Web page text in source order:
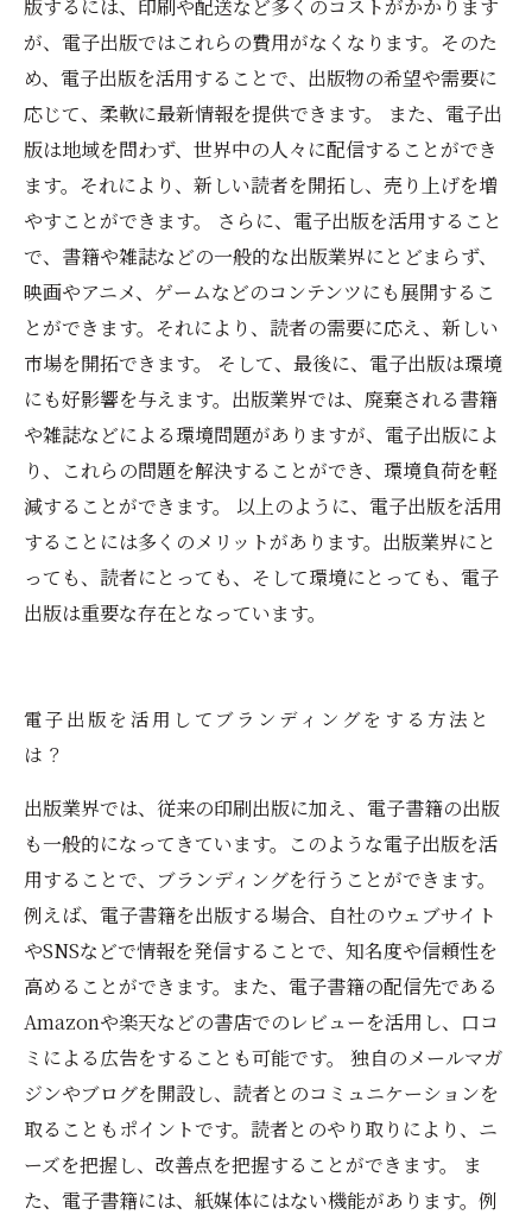
版するには、印刷や配送など多くのコストがかかります
が、電子出版ではこれらの費用がなくなります。そのた
め、電子出版を活用することで、出版物の希望や需要に
応じて、柔軟に最新情報を提供できます。 また、電子出
版は地域を問わず、世界中の人々に配信することができ
ます。それにより、新しい読者を開拓し、売り上げを増
やすことができます。 さらに、電子出版を活用すること
で、書籍や雑誌などの一般的な出版業界にとどまらず、
映画やアニメ、ゲームなどのコンテンツにも展開するこ
とができます。それにより、読者の需要に応え、新しい
市場を開拓できます。 そして、最後に、電子出版は環境
にも好影響を与えます。出版業界では、廃棄される書籍
や雑誌などによる環境問題がありますが、電子出版によ
り、これらの問題を解決することができ、環境負荷を軽
減することができます。 以上のように、電子出版を活用
することには多くのメリットがあります。出版業界にと
っても、読者にとっても、そして環境にとっても、電子
出版は重要な存在となっています。
電子出版を活用してブランディングをする方法と
は？
出版業界では、従来の印刷出版に加え、電子書籍の出版
も一般的になってきています。このような電子出版を活
用することで、ブランディングを行うことができます。
例えば、電子書籍を出版する場合、自社のウェブサイト
やSNSなどで情報を発信することで、知名度や信頼性を
高めることができます。また、電子書籍の配信先である
Amazonや楽天などの書店でのレビューを活用し、口コ
ミによる広告をすることも可能です。 独自のメールマガ
ジンやブログを開設し、読者とのコミュニケーションを
取ることもポイントです。読者とのやり取りにより、ニ
ーズを把握し、改善点を把握することができます。 ま
た、電子書籍には、紙媒体にはない機能があります。例